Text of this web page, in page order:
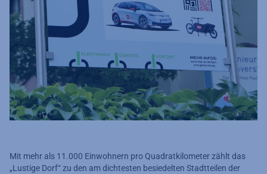
Mit mehr als 11.000 Einwohnern pro Quadratkilometer zählt das
„Lustige Dorf“ zu den am dichtesten besiedelten Stadtteilen der